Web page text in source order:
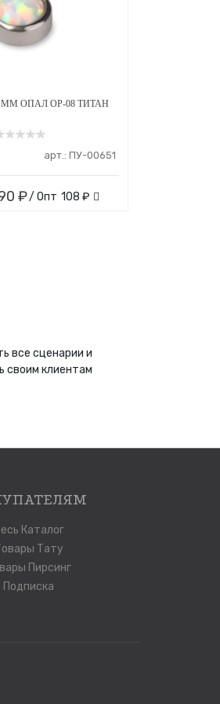
ММ ОПАЛ ОР-08 ТИТАН
арт.: ПУ-00651
₽/ Опт 108 ₽
все сценарии и
своим клиентам
Каталог
Тату
Пирсинг
Подписка